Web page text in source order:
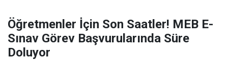
Öğretmenler İçin Son Saatler! MEB E-
Sınav Görev Başvurularında Süre
Doluyor